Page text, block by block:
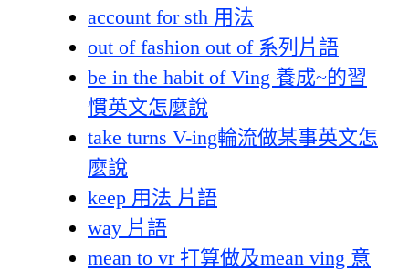
account for sth 用法
out of fashion out of 系列片語
be in the habit of Ving 養成~的習
慣英文怎麼說
take turns V-ing輪流做某事英文怎
麼說
keep 用法 片語
way 片語
mean to vr 打算做及mean ving 意